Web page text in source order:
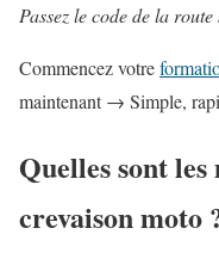
Passez le code de la
Commencez votre
maintenant → Simple,
Quelles sont
crevaison moto